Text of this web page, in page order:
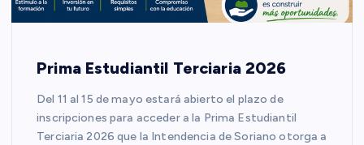
Prima Estudiantil Terciaria 2026
Del 11 al 15 de mayo estará abierto el plazo de
inscripciones para acceder a la Prima Estudiantil
Terciaria 2026 que la Intendencia de Soriano otorga a